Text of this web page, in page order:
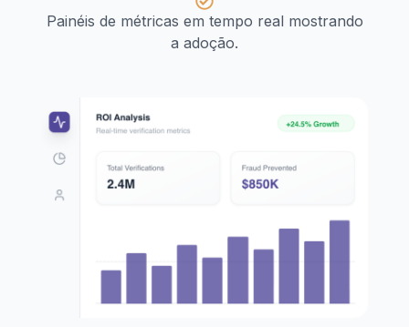
Painéis de métricas em tempo real mostrando
a adoção.